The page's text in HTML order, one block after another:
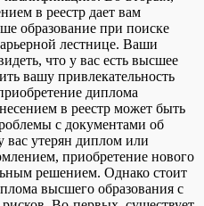
в реестр дает вам
образование при поиске
лестнице. Ваши
что у вас есть высшее
вашу привлекательность
диплома
в реестр может быть
с документами об
вас утерян диплом или
приобретение нового
решением. Однако стоит
высшего образования с